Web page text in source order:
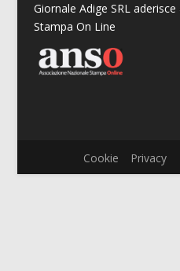
Giornale Adige SRL
Stampa On Line
Cookie Privacy